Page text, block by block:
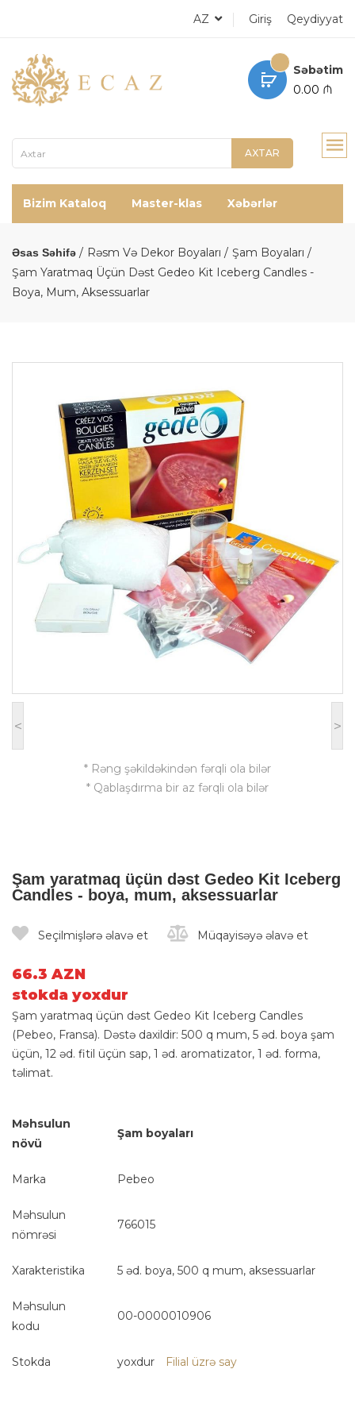
AZ Giriş Qeydiyyat
Səbətim
0.00 ₼
AXTAR
Bizim Kataloq Master-klas Xəbərlər
Əsas Səhifə Rəsm Və Dekor Boyaları
Şam Boyaları
Şam Yaratmaq Üçün Dəst Gedeo Kit Iceberg Candles -
Boya, Mum, Aksessuarlar
< >
* Rəng şəkildəkindən fərqli ola bilər
* Qablaşdırma bir az fərqli ola bilər
Şam yaratmaq üçün dəst Gedeo Kit Iceberg
Candles - boya, mum, aksessuarlar
Seçilmişlərə əlavə et Müqayisəyə əlavə et
66.3 AZN
stokda yoxdur
Şam yaratmaq üçün dəst Gedeo Kit Iceberg Candles
(Pebeo, Fransa). Dəstə daxildir: 500 q mum, 5 əd. boya şam
üçün, 12 əd. fitil üçün sap, 1 əd. aromatizator, 1 əd. forma,
təlimat.
Məhsulun
növü
Şam boyaları
Marka Pebeo
Məhsulun
nömrəsi
766015
Xarakteristika 5 əd. boya, 500 q mum, aksessuarlar
Məhsulun
kodu
00-0000010906
Stokda yoxdur Filial üzrə say